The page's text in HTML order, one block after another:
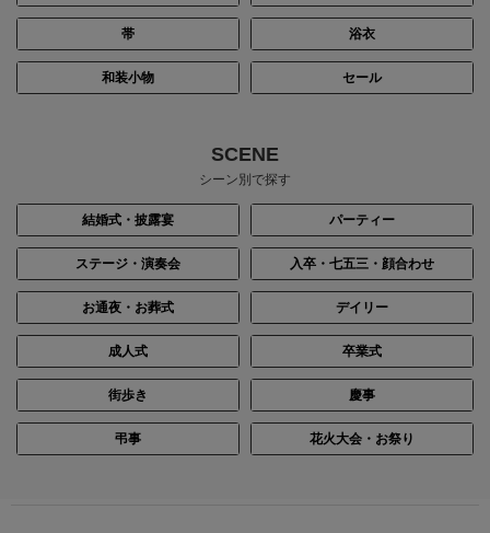
帯 浴衣
和装小物 セール
SCENE
シーン別で探す
結婚式・披露宴 パーティー
ステージ・演奏会 入卒・七五三・顔合わせ
お通夜・お葬式 デイリー
成人式 卒業式
街歩き 慶事
弔事 花火大会・お祭り